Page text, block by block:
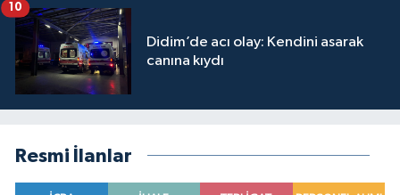
Didim’de acı olay: Kendini asarak
canına kıydı
10
Resmi İlanlar